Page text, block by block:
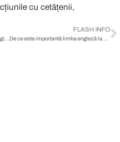
cu cetățenii, cât și
De ce este importantă testarea psihologică la admiterea în școlile de poliție, jandarmi și pompieri?
FLASH INFO
De ce este importantă limba engleză la admiterea în poliție și jandarmerie?